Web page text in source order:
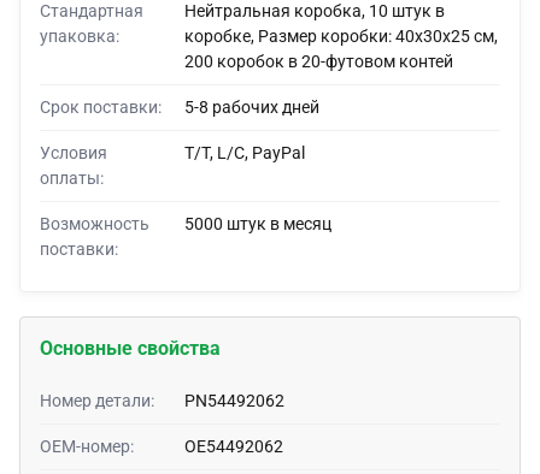
Стандартная
упаковка:
Нейтральная коробка, 10 штук в
коробке, Размер коробки: 40x30x25 см,
200 коробок в 20-футовом контей
Срок поставки: 5-8 рабочих дней
Условия
оплаты:
T/T, L/C, PayPal
Возможность
поставки:
5000 штук в месяц
Основные свойства
Номер детали: PN54492062
OEM-номер: OE54492062